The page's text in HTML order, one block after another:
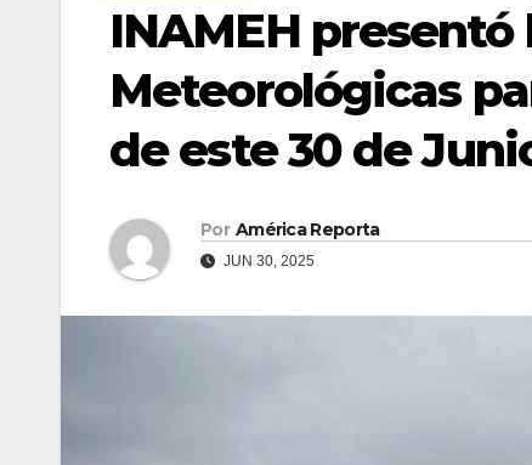
INAMEH presentó
Meteorológicas
de este 30 de
Por América Reporta
JUN 30, 2025